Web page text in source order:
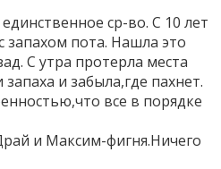
ср-во. С 10 лет
запахом пота. Нашла это
С утра протерла места
и забыла,где пахнет.
все в порядке
и Максим-фигня.Ничего